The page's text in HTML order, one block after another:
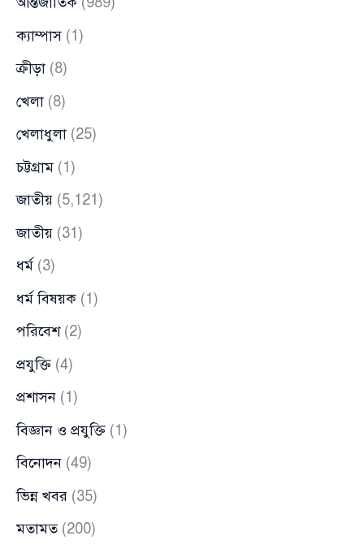
ক্যাম্পাস(1)
ক্রীড়া (8)
খেলা (8)
খেলাধুলা (25)
চট্টগ্রাম (1)
জাতীয় (5,121)
জাতীয় (31)
ধর্ম (3)
ধর্ম বিষয়ক (1)
পরিবেশ(2)
প্রযুক্তি (4)
প্রশাসন (1)
বিজ্ঞান ও প্রযুক্তি (1)
বিনোদন (49)
ভিন্ন খবর (35)
মতামত(200)